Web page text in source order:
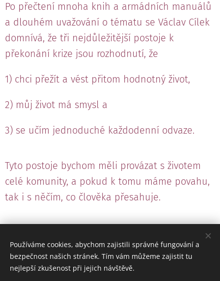
Po přečtení mnoha knih a armádních manuálů
a dlouhém uvažování o tématu se Václav Cílek
domnívá, že tři nejdůležitější postoje k
překonání krize jsou rozhodnutí, že
1) chci přežít a vést přitom hodnotný život,
2) můj život má smysl a
3) se učím jednoduché každodenní odvaze.
Tyto postoje bychom měli provázat s životem
celé komunity, a pokud k tomu máme povahu,
tak i s něčím, co člověka přesahuje.
Používáme cookies, abychom zajistili správné fungování a
bezpečnost našich stránek. Tím vám můžeme zajistit tu
nejlepší zkušenost při jejich návštěvě.